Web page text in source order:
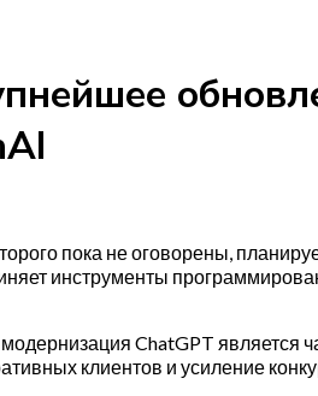
пока не оговорены,
инструменты
ChatGPT является
клиентов и усиление